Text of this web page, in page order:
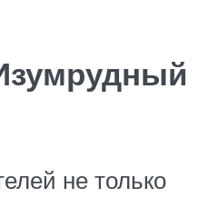
не только